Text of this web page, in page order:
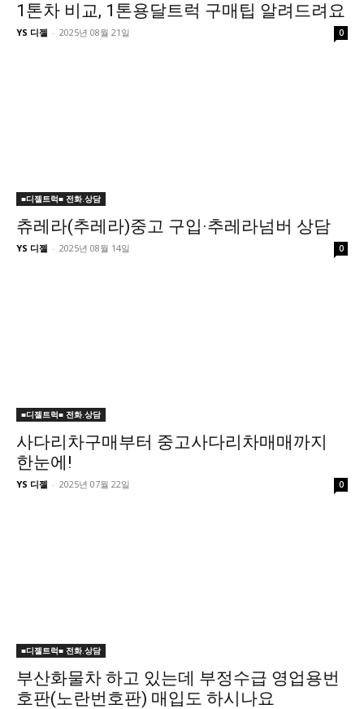
1톤차 비교, 1톤용달트럭 구매팁 알려드려요
YS 디젤 - 2025년 08월 21일 0
■디젤트럭■ 전화.상담
츄레라(추레라)중고 구입·추레라넘버 상담
YS 디젤 - 2025년 08월 14일 0
■디젤트럭■ 전화.상담
사다리차구매부터 중고사다리차매매까지
한눈에!
YS 디젤 - 2025년 07월 22일 0
■디젤트럭■ 전화.상담
부산화물차 하고 있는데 부정수급 영업용번
호판(노란번호판) 매입도 하시나요